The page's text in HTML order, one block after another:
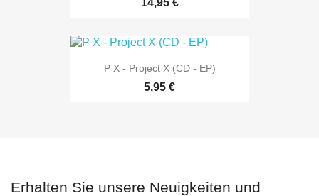
14,95 €
P X - Project X (CD - EP)
5,95 €
Erhalten Sie unsere Neuigkeiten und